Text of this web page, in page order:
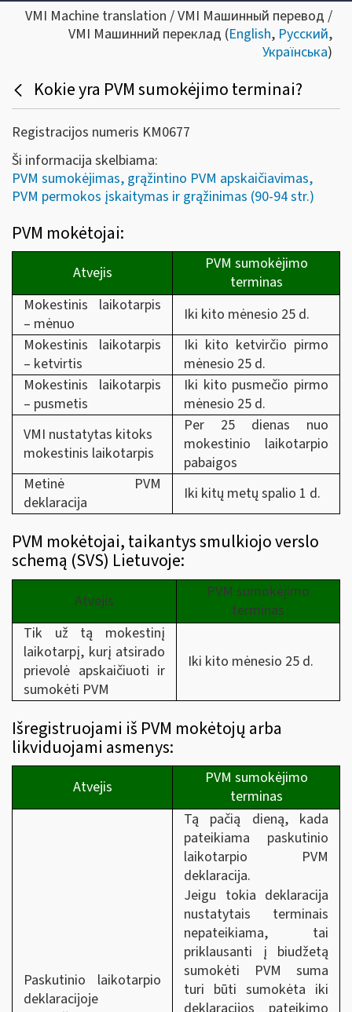
VMI Machine translation / VMI Машинный перевод /
VMI Машинний переклад (English, Русский,
Українська)
Kokie yra PVM sumokėjimo terminai?
Registracijos numeris KM0677
Ši informacija skelbiama:
PVM sumokėjimas, grąžintino PVM apskaičiavimas,
PVM permokos įskaitymas ir grąžinimas (90-94 str.)
PVM mokėtojai:
Atvejis
PVM sumokėjimo
terminas
Mokestinis laikotarpis
– mėnuo
Iki kito mėnesio 25 d.
Mokestinis laikotarpis
– ketvirtis
Iki kito ketvirčio pirmo
mėnesio 25 d.
Mokestinis laikotarpis
– pusmetis
Iki kito pusmečio pirmo
mėnesio 25 d.
VMI nustatytas kitoks
mokestinis laikotarpis
Per 25 dienas nuo
mokestinio laikotarpio
pabaigos
Metinė PVM
deklaracija
Iki kitų metų spalio 1 d.
PVM mokėtojai, taikantys smulkiojo verslo
schemą (SVS) Lietuvoje:
Atvejis
PVM sumokėjimo
terminas
Tik už tą mokestinį
laikotarpį, kurį atsirado
prievolė apskaičiuoti ir
sumokėti PVM
Iki kito mėnesio 25 d.
Išregistruojami iš PVM mokėtojų arba
likviduojami asmenys:
Atvejis
PVM sumokėjimo
terminas
Paskutinio laikotarpio
deklaracijoje
Tą pačią dieną, kada
pateikiama paskutinio
laikotarpio PVM
deklaracija.
Jeigu tokia deklaracija
nustatytais terminais
nepateikiama, tai
priklausanti į biudžetą
sumokėti PVM suma
turi būti sumokėta iki